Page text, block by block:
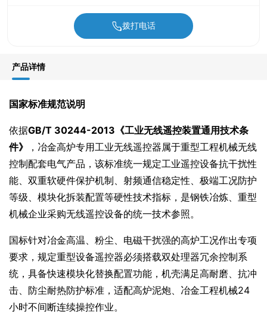
拨打电话
产品详情
国家标准规范说明
依据GB/T 30244-2013《工业无线遥控装置通用技术条
件》
，冶金高炉专用工业无线遥控器属于重型工程机械无线
控制配套电气产品，该标准统一规定工业遥控设备抗干扰性
能、双重软硬件保护机制、射频通信稳定性、极端工况防护
等级、模块化拆装配置等硬性技术指标，是钢铁冶炼、重型
机械企业采购无线遥控设备的统一技术参照。
国标针对冶金高温、粉尘、电磁干扰强的高炉工况作出专项
要求，规定重型设备遥控器必须搭载双处理器冗余控制系
统，具备快速模块化替换配置功能，机壳满足高耐磨、抗冲
击、防尘耐热防护标准，适配高炉泥炮、冶金工程机械24
小时不间断连续操控作业。